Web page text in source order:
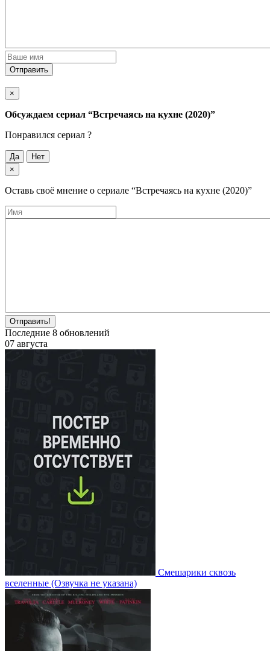
Отправить
×
Обсуждаем cериал “Встречаясь на кухне (2020)”
Понравился cериал ?
Да
Нет
×
Оставь своё мнение о cериале “Встречаясь на кухне (2020)”
Отправить!
Последние 8 обновлений
07 августа
Смешарики сквозь
вселенные (Озвучка не указана)